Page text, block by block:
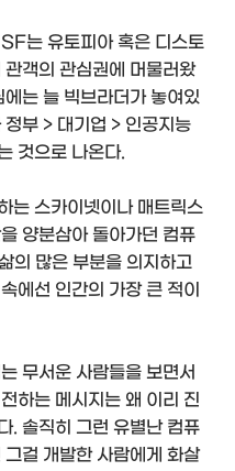
는 유토피아 혹은 디스토
객의 관심권에 머물러왔
는 늘 빅브라더가 놓여있
부 > 대기업 > 인공지능
것으로 나온다.
는 스카이넷이나 매트릭스
양분삼아 돌아가던 컴퓨
의 많은 부분을 의지하고
에선 인간의 가장 큰 적이
무서운 사람들을 보면서
하는 메시지는 왜 이리 진
. 솔직히 그런 유별난 컴퓨
걸 개발한 사람에게 화살